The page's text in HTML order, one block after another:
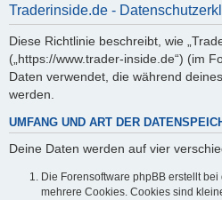
Traderinside.de -
Diese Richtlinie beschreibt, wie
(„https://www.trader-inside.de“) (im
Daten verwendet, die während
werden.
UMFANG UND ART DER
Deine Daten werden auf vier
Die Forensoftware phpBB erstellt
mehrere Cookies. Cookies sind